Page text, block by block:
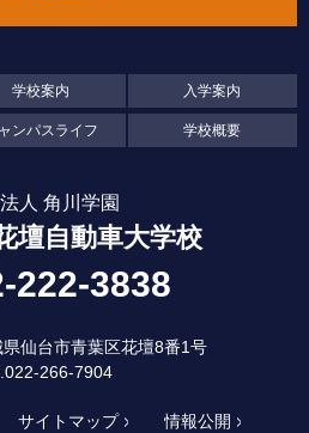
学校案内 入学案内
ンパスライフ 学校概要
人 角川学園
壇自動車大学校
222-3838
仙台市青葉区花壇8番1号
266-7904
サイトマップ 情報公開